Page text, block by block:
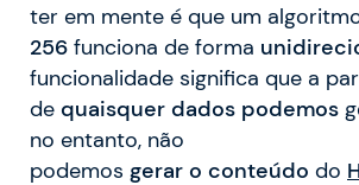
ter em mente é que um
256 funciona de forma
funcionalidade significa que a
de quaisquer dados podemos
no entanto, não
podemos gerar o conteúdo do